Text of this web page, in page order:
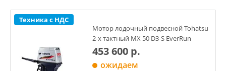
Техника с НДС
Мотор лодочный подвесной Tohatsu
2-х тактный MX 50 D3-S EverRun
453 600 р.
ожидаем